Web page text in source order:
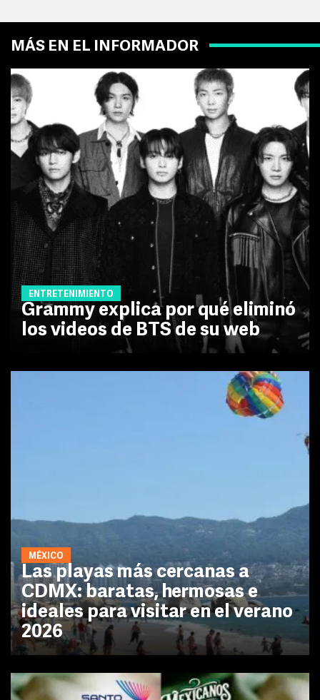
MÁS EN EL INFORMADOR
ENTRETENIMIENTO
Grammy explica por qué eliminó
los videos de BTS de su web
MÉXICO
Las playas más cercanas a
CDMX: baratas, hermosas e
ideales para visitar en el verano
2026